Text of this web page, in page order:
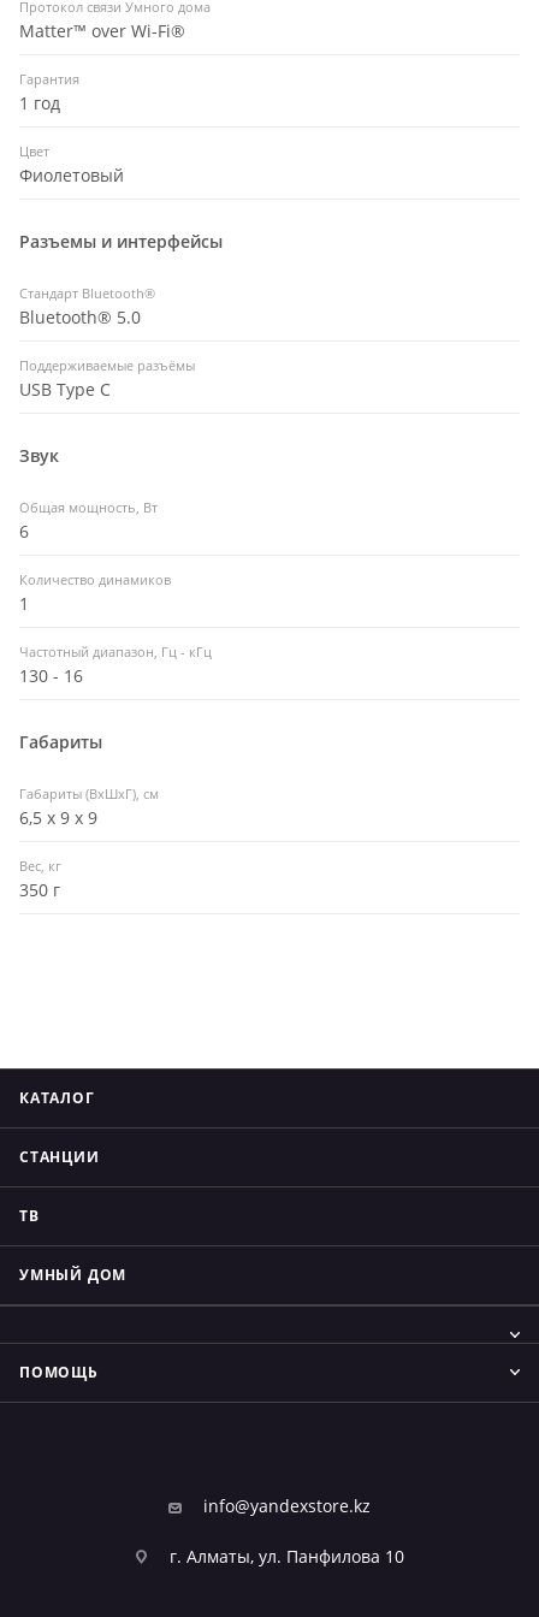
Протокол связи Умного дома
Matter™ over Wi-Fi®
Гарантия
1 год
Цвет
Фиолетовый
Разъемы и интерфейсы
Стандарт Bluetooth®
Bluetooth® 5.0
Поддерживаемые разъёмы
USB Type C
Звук
Общая мощность, Вт
6
Количество динамиков
1
Частотный диапазон, Гц - кГц
130 - 16
Габариты
Габариты (ВхШхГ), см
6,5 х 9 х 9
Вес, кг
350 г
КАТАЛОГ
СТАНЦИИ
ТВ
УМНЫЙ ДОМ
ПОМОЩЬ
info@yandexstore.kz
г. Алматы, ул. Панфилова 10